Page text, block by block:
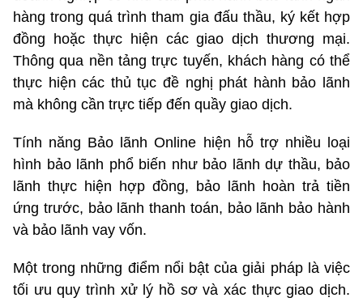
hàng trong quá trình tham gia đấu thầu, ký kết hợp
đồng hoặc thực hiện các giao dịch thương mại.
Thông qua nền tảng trực tuyến, khách hàng có thể
thực hiện các thủ tục đề nghị phát hành bảo lãnh
mà không cần trực tiếp đến quầy giao dịch.
Tính năng Bảo lãnh Online hiện hỗ trợ nhiều loại
hình bảo lãnh phổ biến như bảo lãnh dự thầu, bảo
lãnh thực hiện hợp đồng, bảo lãnh hoàn trả tiền
ứng trước, bảo lãnh thanh toán, bảo lãnh bảo hành
và bảo lãnh vay vốn.
Một trong những điểm nổi bật của giải pháp là việc
tối ưu quy trình xử lý hồ sơ và xác thực giao dịch.